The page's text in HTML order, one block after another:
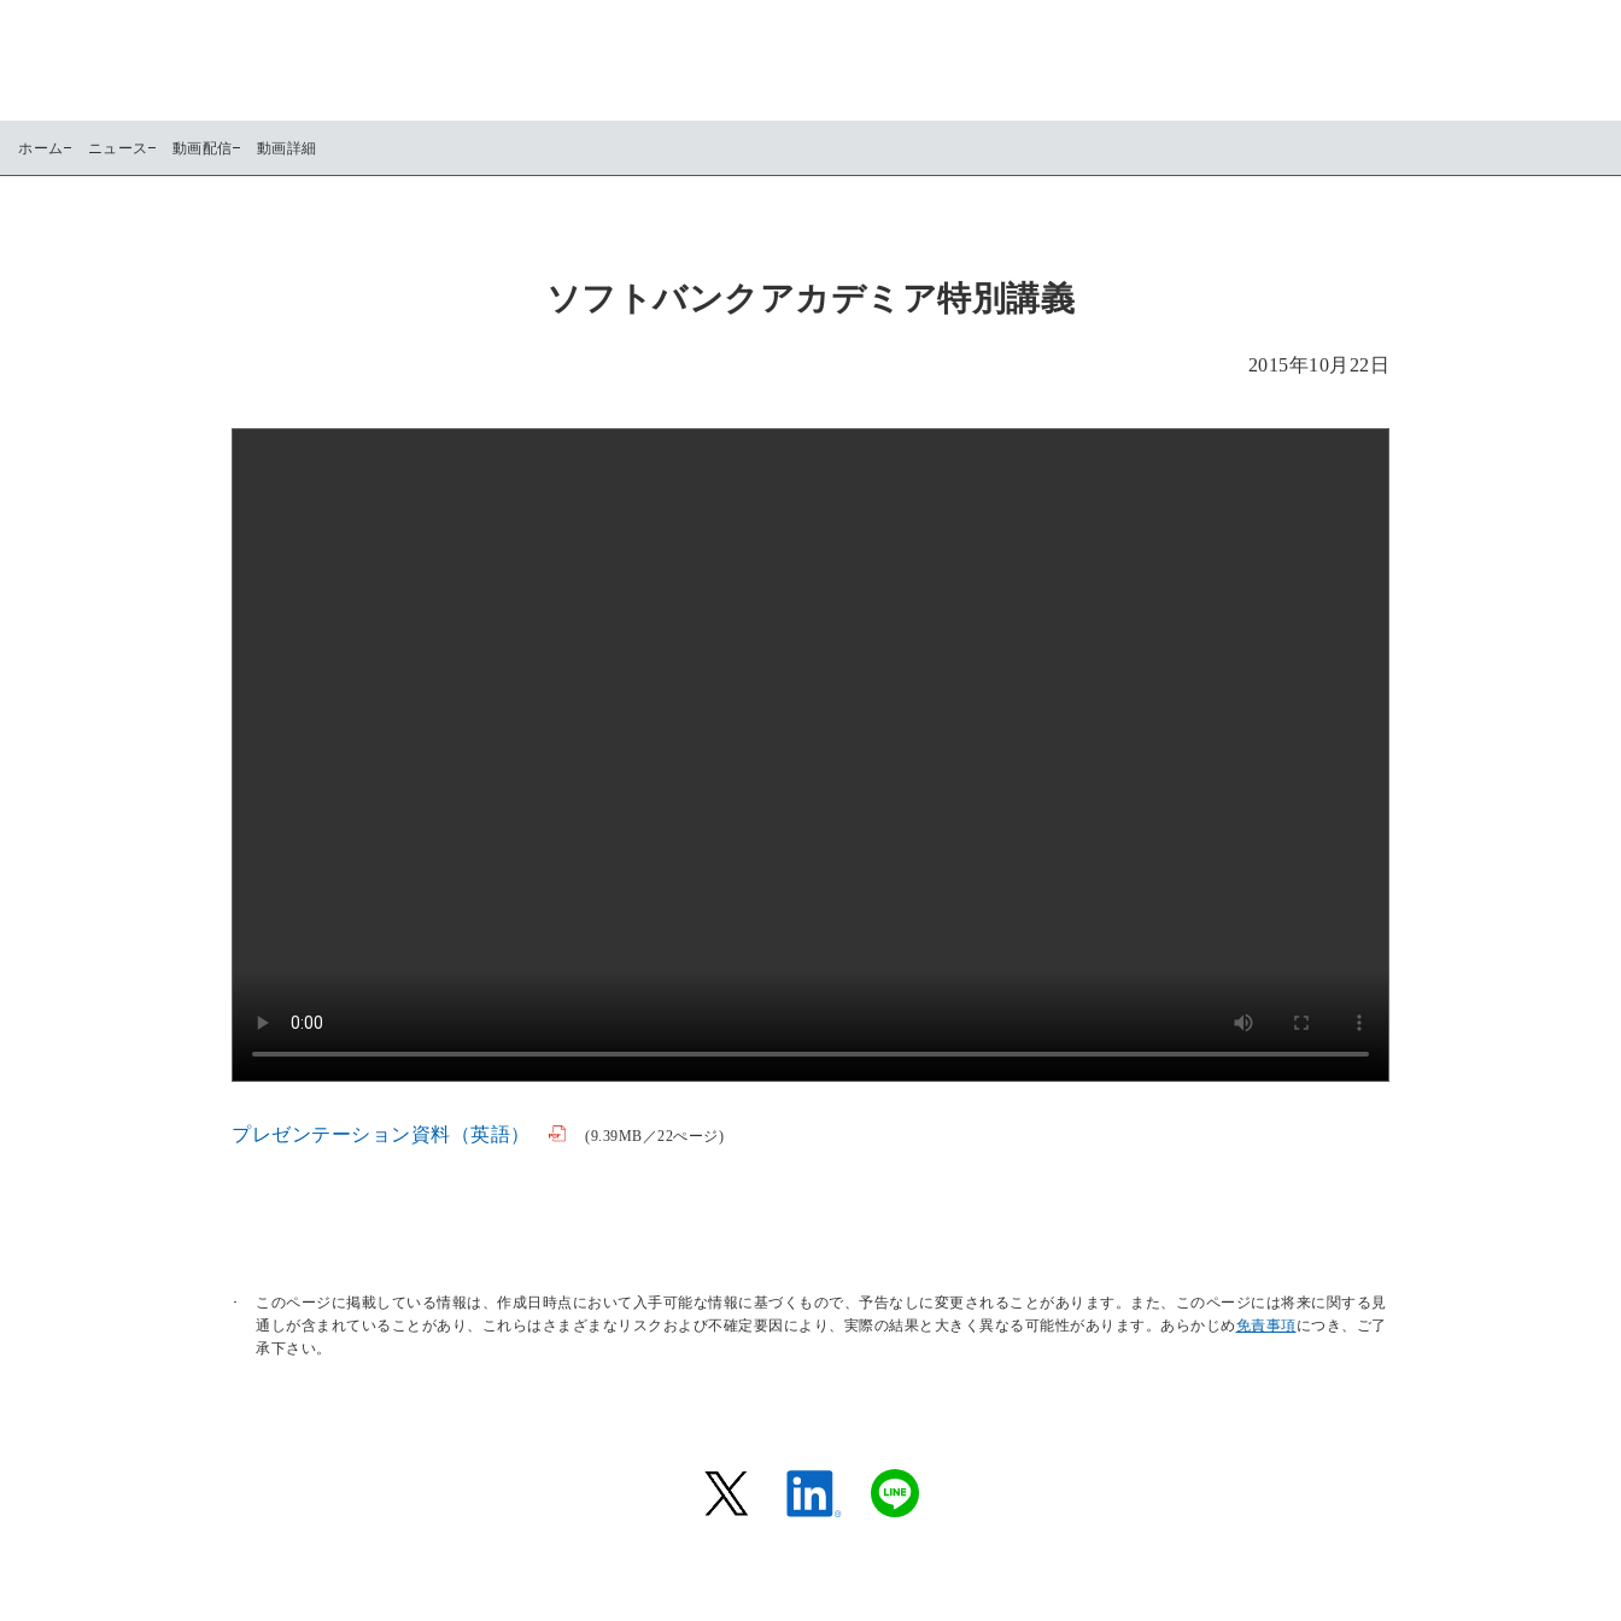
ホーム ニュース 動画配信 動画詳細
ソフトバンクアカデミア特別講義
2015年10月22日
プレゼンテーション資料（英語） (9.39MB／22ぺージ)
このページに掲載している情報は、作成日時点において入手可能な情報に基づくもので、予告なしに変更されることがあります。また、このページには将来に関する見
通しが含まれていることがあり、これらはさまざまなリスクおよび不確定要因により、実際の結果と大きく異なる可能性があります。あらかじめ免責事項につき、ご了
承下さい。